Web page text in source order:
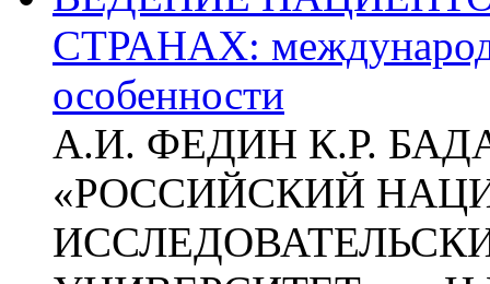
СТРАНАХ:
особенности
А.И. ФЕДИН К.Р.
«РОССИЙСКИЙ